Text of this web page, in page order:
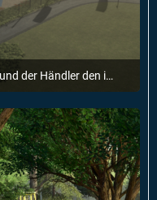
Hier einmal Gebäude Verkaufstellen und der Händler den ich Freundlicherweise benutzen darf danke nochmal dafür :)